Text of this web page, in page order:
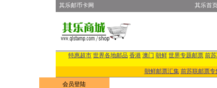
其乐邮币卡网 其乐首
特惠超市 世界各地邮品 香港 澳门 朝鲜 世界专题邮票 前
朝鲜邮票汇集 前苏联邮票专
会员登陆